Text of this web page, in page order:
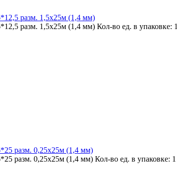
разм. 1,5х25м (1,4 мм)
разм. 1,5х25м (1,4 мм) Кол-во ед. в упаковке: 1
разм. 0,25х25м (1,4 мм)
разм. 0,25х25м (1,4 мм) Кол-во ед. в упаковке: 1